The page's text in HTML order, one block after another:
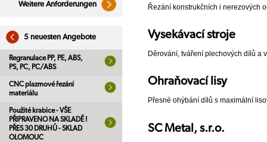
Weitere Anforderungen
5 neuesten Angebote
Regranulace PP, PE, ABS,
PS, PC, PC/ABS
CNC plazmové řezání
materiálu
Použité krabice - VŠE
PŘIPRAVENO NA SKLADĚ !
PŘES 30 DRUHŮ - SKLAD
OLOMOUC
Řezání konstrukčních i nerezových
Vysekávací stroje
Děrování, tváření plechových dílů a
Ohraňovací lisy
Přesné ohýbání dílů s maximální
SC Metal, s.r.o.